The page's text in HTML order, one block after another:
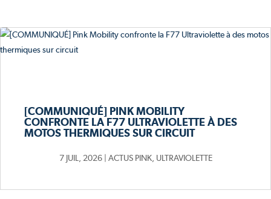
[COMMUNIQUÉ] PINK MOBILITY
CONFRONTE LA F77 ULTRAVIOLETTE À DES
MOTOS THERMIQUES SUR CIRCUIT
7 JUIL, 2026| ACTUS PINK, ULTRAVIOLETTE